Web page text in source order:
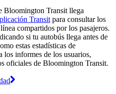
Bloomington Transit llega
Transit para consultar los
compartidos por los pasajeros.
si tu autobús llega antes de
estas estadísticas de
los informes de los usuarios,
oficiales de Bloomington Transit.